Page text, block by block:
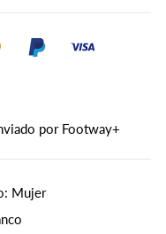
por Footway+
Mujer